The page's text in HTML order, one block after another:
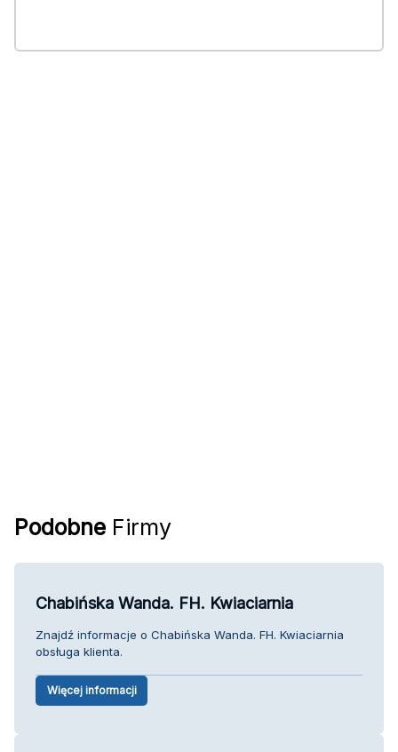
Podobne Firmy
Chabińska Wanda. FH. Kwiaciarnia
Znajdź informacje o Chabińska Wanda. FH. Kwiaciarnia
obsługa klienta.
Więcej informacji